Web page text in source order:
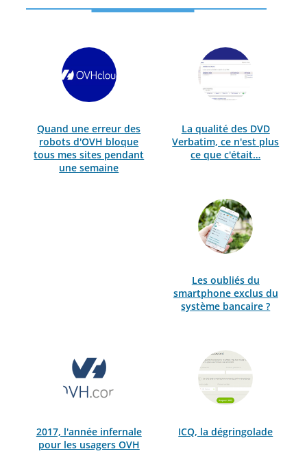
Quand une erreur des
robots d'OVH bloque
tous mes sites pendant
une semaine
La qualité des DVD
Verbatim, ce n'est plus
ce que c'était…
Les oubliés du
smartphone exclus du
système bancaire ?
2017, l'année infernale
pour les usagers OVH
ICQ, la dégringolade